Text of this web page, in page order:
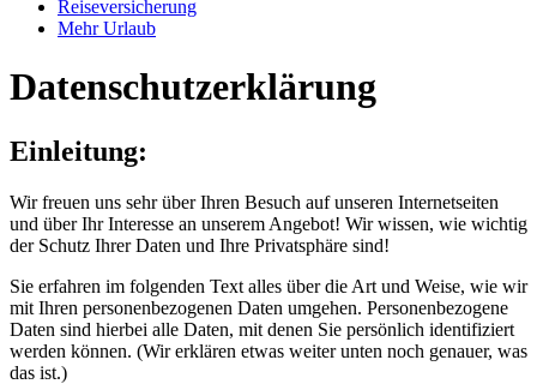
Reiseversicherung
Mehr Urlaub
Datenschutzerklärung
Einleitung:
Wir freuen uns sehr über Ihren Besuch auf unseren Internetseiten
und über Ihr Interesse an unserem Angebot! Wir wissen, wie wichtig
der Schutz Ihrer Daten und Ihre Privatsphäre sind!
Sie erfahren im folgenden Text alles über die Art und Weise, wie wir
mit Ihren personenbezogenen Daten umgehen. Personenbezogene
Daten sind hierbei alle Daten, mit denen Sie persönlich identifiziert
werden können. (Wir erklären etwas weiter unten noch genauer, was
das ist.)